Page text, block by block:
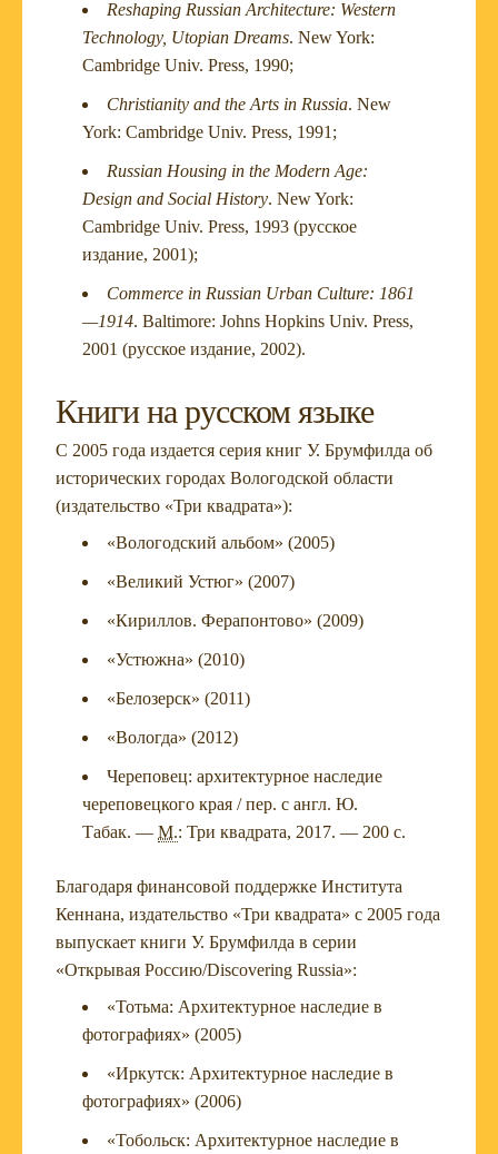
Reshaping Russian Architecture: Western
Technology, Utopian Dreams. New York:
Cambridge Univ. Press, 1990;
Christianity and the Arts in Russia. New
York: Cambridge Univ. Press, 1991;
Russian Housing in the Modern Age:
Design and Social History. New York:
Cambridge Univ. Press, 1993 (русское
издание, 2001);
Commerce in Russian Urban Culture: 1861
—1914. Baltimore: Johns Hopkins Univ. Press,
2001 (русское издание, 2002).
Книги на русском языке
С 2005 года издается серия книг У. Брумфилда об
исторических городах Вологодской области
(издательство «Три квадрата»):
«Вологодский альбом» (2005)
«Великий Устюг» (2007)
«Кириллов. Ферапонтово» (2009)
«Устюжна» (2010)
«Белозерск» (2011)
«Вологда» (2012)
Ч​ереповец: архитектурное наследие ​
череповецкого края / пер. с англ. Ю.
Табак. — М.: Три квадрата, 2017. — 200 с.
Благодаря финансовой поддержке Института
Кеннана, издательство «Три квадрата» с 2005 года
выпускает книги У. Брумфилда в серии
«Открывая Россию/Discovering Russia»:
«Тотьма: Архитектурное наследие в
фотографиях» (2005)
«Иркутск: Архитектурное наследие в
фотографиях» (2006)
«Тобольск: Архитектурное наследие в